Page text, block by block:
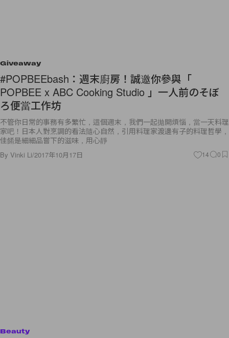
Giveaway
#POPBEEbash：週末廚房！誠邀你參與「
POPBEE x ABC Cooking Studio 」一人前のそぼ
ろ便當工作坊
不管你日常的事務有多繁忙，這個週末，我們一起拋開煩惱，當一天料理
家吧！日本人對烹調的看法隨心自然，引用料理家渡邊有子的料理哲學，
佳餚是細細品嘗下的滋味，用心靜
By Vinki Li/2017年10月17日 14 0
Beauty